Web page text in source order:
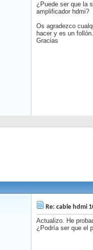
¿Puede ser que la
amplificador hdmi?
Os agradezco
hacer y es un follón.
Gracias
Re: cable hdmi
Actualizo. He
¿Podría ser que el